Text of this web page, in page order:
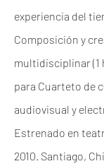
experiencia del
Composición y
multidisciplinar (1
para Cuarteto de
audiovisual y
Estrenado en
2010. Santiago,